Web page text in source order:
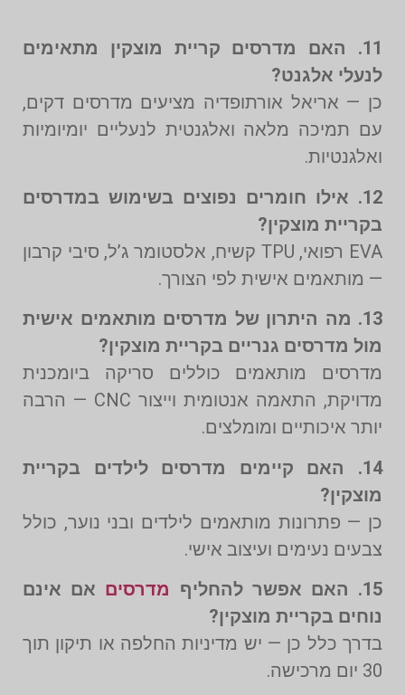
11. האם מדרסים קריית מוצקין מתאימים
לנעלי אלגנט?
כן — אריאל אורתופדיה מציעים מדרסים דקים,
עם תמיכה מלאה ואלגנטית לנעליים יומיומיות
ואלגנטיות.
12. אילו חומרים נפוצים בשימוש במדרסים
בקריית מוצקין?
EVA רפואי, TPU קשיח, אלסטומר ג’ל, סיבי קרבון
— מותאמים אישית לפי הצורך.
13. מה היתרון של מדרסים מותאמים אישית
מול מדרסים גנריים בקריית מוצקין?
מדרסים מותאמים כוללים סריקה ביומכנית
מדויקת, התאמה אנטומית וייצור CNC — הרבה
יותר איכותיים ומומלצים.
14. האם קיימים מדרסים לילדים בקריית
מוצקין?
כן — פתרונות מותאמים לילדים ובני נוער, כולל
צבעים נעימים ועיצוב אישי.
15. האם אפשר להחליף
מדרסים אם אינם
נוחים בקריית מוצקין?
בדרך כלל כן — יש מדיניות החלפה או תיקון תוך
30 יום מרכישה.